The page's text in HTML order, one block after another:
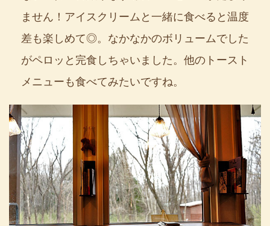
ません！アイスクリームと一緒に食べると温度
差も楽しめて◎。なかなかのボリュームでした
がペロッと完食しちゃいました。他のトースト
メニューも食べてみたいですね。